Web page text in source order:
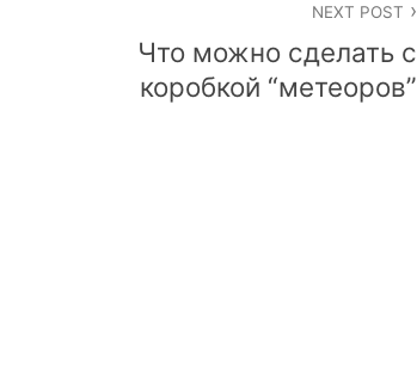
NEXT POST
Что можно сделать с
коробкой “метеоров”